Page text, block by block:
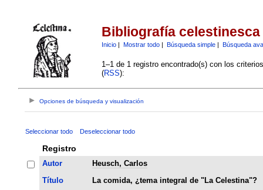
Bibliografía celestinesca
Inicio| Mostrar todo| Búsqueda simple| Búsqueda
1–1 de 1 registro encontrado(s) con los
(RSS):
Opciones de búsqueda y visualización
Seleccionar todo Deseleccionar todo
Registro
Autor
Heusch, Carlos
Título
La comida, ¿tema integral de "La Celestina"?